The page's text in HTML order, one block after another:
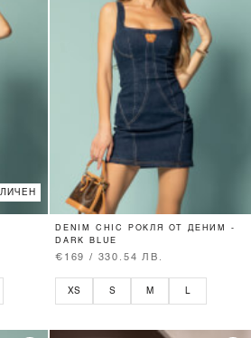
DENIM CHIC РОКЛЯ ОТ ДЕНИМ -
DARK BLUE
€169 / 330.54 ЛВ.
XS S M